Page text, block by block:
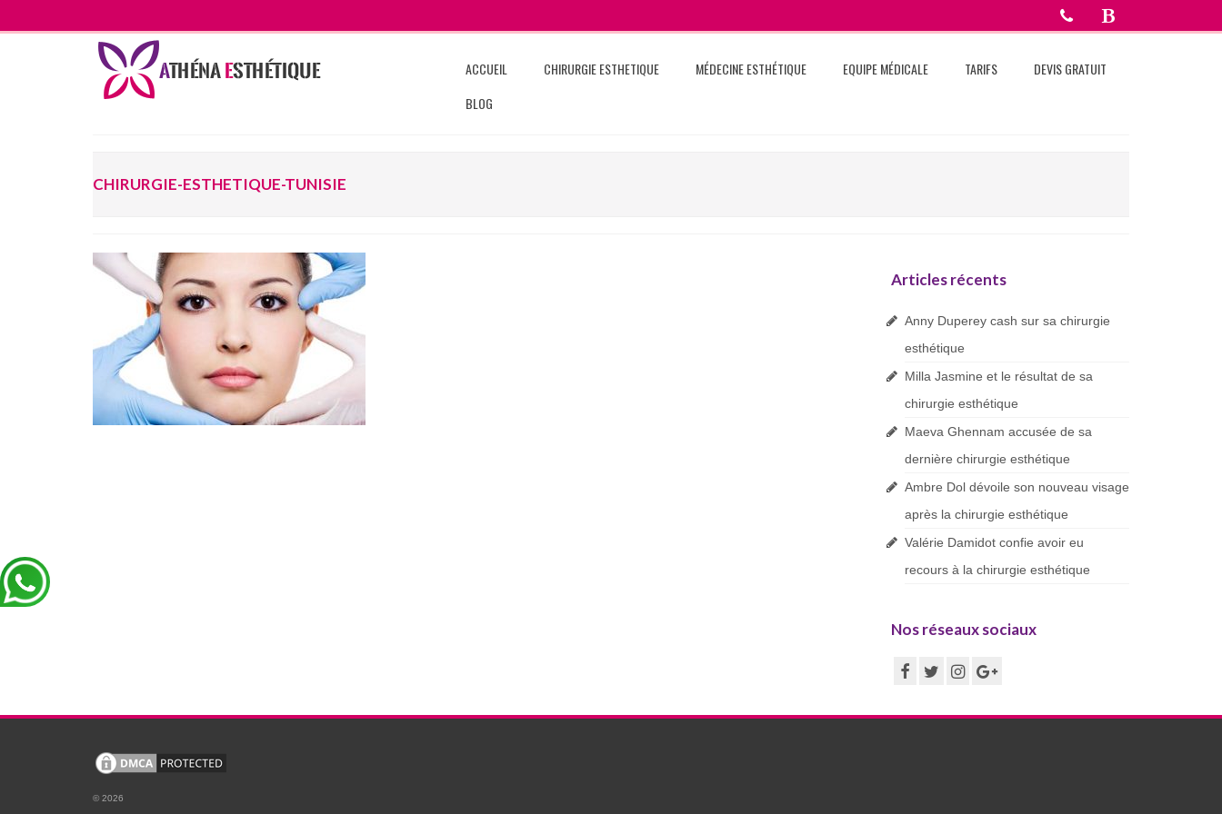
ACCUEIL CHIRURGIE ESTHETIQUE MÉDECINE ESTHÉTIQUE EQUIPE MÉDICALE TARIFS
DEVIS GRATUIT
BLOG
CHIRURGIE-ESTHETIQUE-TUNISIE
Articles récents
Anny Duperey cash sur sa chirurgie
esthétique
Milla Jasmine et le résultat de sa
chirurgie esthétique
Maeva Ghennam accusée de sa
dernière chirurgie esthétique
Ambre Dol dévoile son nouveau visage
après la chirurgie esthétique
Valérie Damidot confie avoir eu
recours à la chirurgie esthétique
Nos réseaux sociaux
© 2026